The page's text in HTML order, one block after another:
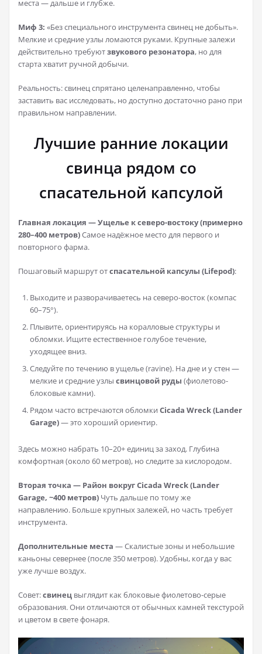
места — дальше и глубже.
Миф 3: «Без специального инструмента свинец не добыть».
Мелкие и средние узлы ломаются руками. Крупные залежи
действительно требуютзвукового резонатора, но для
старта хватит ручной добычи.
Реальность: свинец спрятано целенаправленно, чтобы
заставить вас исследовать, но доступно достаточно рано при
правильном направлении.
Лучшие ранние локации
свинца рядом со
спасательной капсулой
Главная локация — Ущелье к северо-востоку (примерно
280–400 метров)Самое надёжное место для первого и
повторного фарма.
Пошаговый маршрут отспасательной капсулы (Lifepod):
Выходите и разворачиваетесь на северо-восток (компас
60–75°).
Плывите, ориентируясь на коралловые структуры и
обломки. Ищите естественное голубое течение,
уходящее вниз.
Следуйте по течению в ущелье (ravine). На дне и у стен —
мелкие и средние узлы свинцовой руды (фиолетово-
блоковые камни).
Рядом часто встречаются обломки Cicada Wreck (Lander
Garage)— это хороший ориентир.
Здесь можно набрать 10–20+ единиц за заход. Глубина
комфортная (около 60 метров), но следите за кислородом.
Вторая точка — Район вокруг Cicada Wreck (Lander
Garage, ~400 метров) Чуть дальше по тому же
направлению. Больше крупных залежей, но часть требует
инструмента.
Дополнительные места — Скалистые зоны и небольшие
каньоны севернее (после 350 метров). Удобны, когда у вас
уже лучше воздух.
Совет:свинец выглядит как блоковые фиолетово-серые
образования. Они отличаются от обычных камней текстурой
и цветом в свете фонаря.